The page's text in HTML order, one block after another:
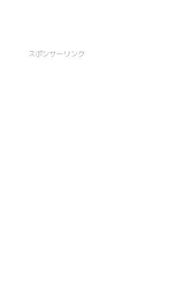
スポンサーリンク